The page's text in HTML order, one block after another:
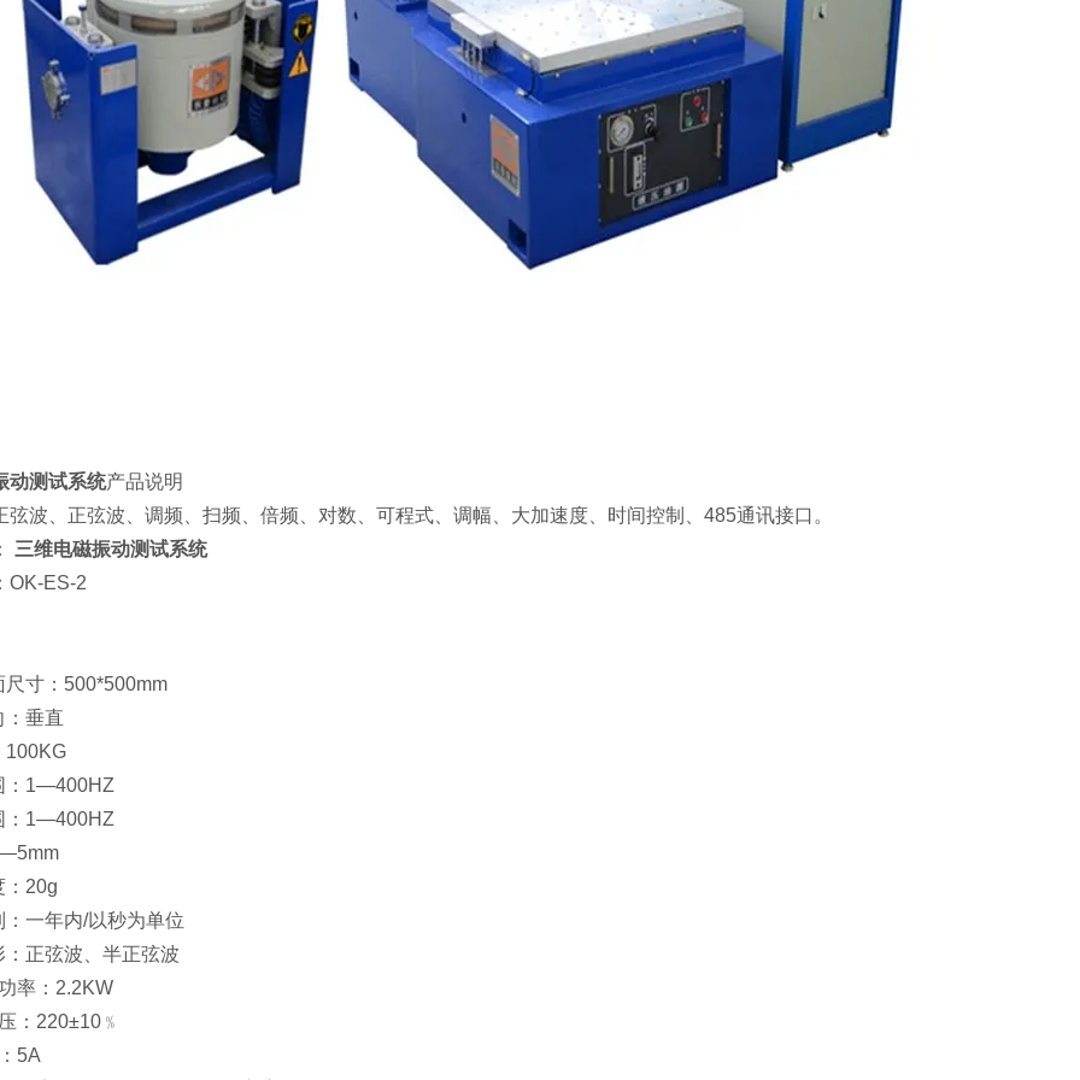
动测试系统产品说明
、正弦波、调频、扫频、倍频、对数、可程式、调幅、大加速度、时间控制、485通讯接口。
三维电磁振动测试系统
ES-2
寸：500*500mm
垂直
1—400HZ
1—400HZ
20g
一年内/以秒为单位
正弦波、半正弦波
：2.2KW
220±10﹪
5A